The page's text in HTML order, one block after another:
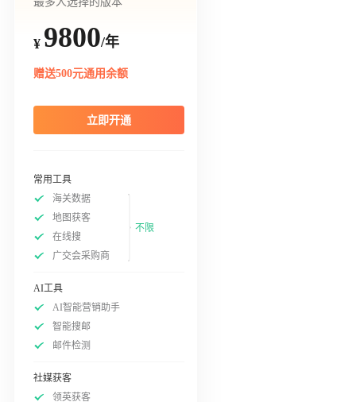
¥ 9800/年
赠送500元通用余额
立即开通
常用工具
海关数据
地图获客
在线搜
广交会采购商
不限
AI工具
AI智能营销助手
智能搜邮
邮件检测
社媒获客
领英获客